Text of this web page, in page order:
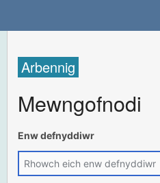
Arbennig
Mewngofnodi
Enw defnyddiwr